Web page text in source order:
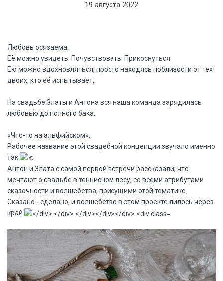
19 августа 2022
Любовь осязаема.
Её можно увидеть. Почувствовать. Прикоснуться.
Ею можно вдохновляться, просто находясь поблизости от тех
двоих, кто её испытывает.
На свадьбе Златы и Антона вся наша команда зарядилась
любовью до полного бака.
«Что-то на эльфийском».
Рабочее название этой свадебной концепции звучало именно
так
Антон и Злата с самой первой встречи рассказали, что
мечтают о свадьбе в теннисном лесу, со всеми атрибутами
сказочности и волшебства, присущими этой тематике.
Сказано - сделано, и волшебство в этом проекте лилось через
край